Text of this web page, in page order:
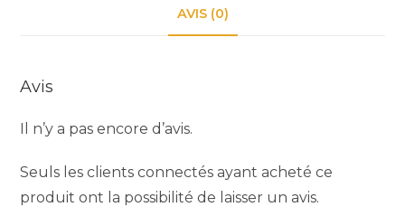
AVIS (0)
Avis
Il n’y a pas encore d’avis.
Seuls les clients connectés ayant acheté ce
produit ont la possibilité de laisser un avis.